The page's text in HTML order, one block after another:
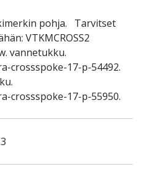
pohja. Tarvitset
VTKMCROSS2
vannetukku.
crossspoke-17-p-54492.
crossspoke-17-p-55950.